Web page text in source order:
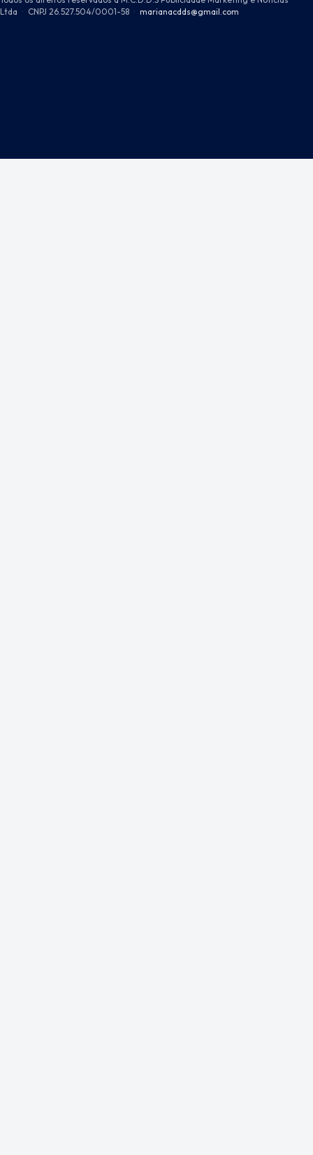
Ltda · CNPJ 26.527.504/0001-58 · marianacdds@gmail.com